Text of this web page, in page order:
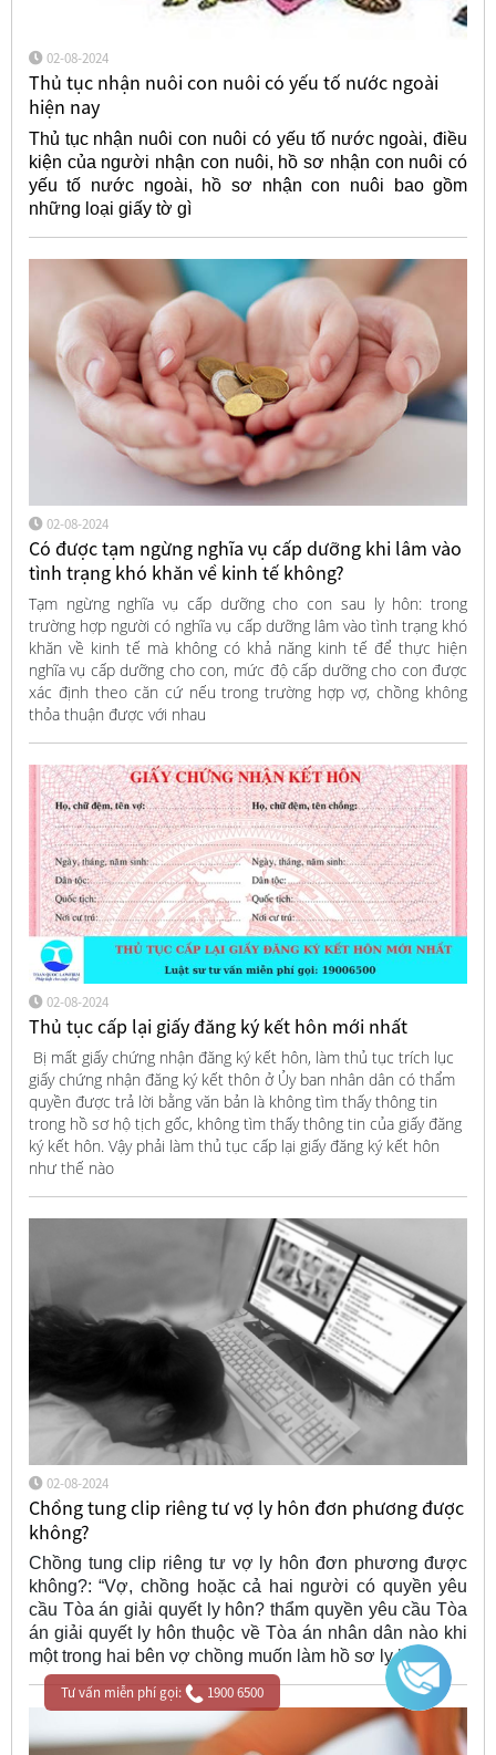
02-08-2024
Thủ tục nhận nuôi con nuôi có yếu tố nước ngoài
hiện nay
Thủ tục nhận nuôi con nuôi có yếu tố nước ngoài, điều
kiện của người nhận con nuôi, hồ sơ nhận con nuôi có
yếu tố nước ngoài, hồ sơ nhận con nuôi bao gồm
những loại giấy tờ gì
02-08-2024
Có được tạm ngừng nghĩa vụ cấp dưỡng khi lâm vào
tình trạng khó khăn về kinh tế không?
Tạm ngừng nghĩa vụ cấp dưỡng cho con sau ly hôn: trong
trường hợp người có nghĩa vụ cấp dưỡng lâm vào tình trạng khó
khăn về kinh tế mà không có khả năng kinh tế để thực hiện
nghĩa vụ cấp dưỡng cho con, mức độ cấp dưỡng cho con được
xác định theo căn cứ nếu trong trường hợp vợ, chồng không
thỏa thuận được với nhau
02-08-2024
Thủ tục cấp lại giấy đăng ký kết hôn mới nhất
Bị mất giấy chứng nhận đăng ký kết hôn, làm thủ tục trích lục
giấy chứng nhận đăng ký kết thôn ở Ủy ban nhân dân có thẩm
quyền được trả lời bằng văn bản là không tìm thấy thông tin
trong hồ sơ hộ tịch gốc, không tìm thấy thông tin của giấy đăng
ký kết hôn. Vậy phải làm thủ tục cấp lại giấy đăng ký kết hôn
như thế nào
02-08-2024
Chồng tung clip riêng tư vợ ly hôn đơn phương được
không?
Chồng tung clip riêng tư vợ ly hôn đơn phương được
không?: “Vợ, chồng hoặc cả hai người có quyền yêu
cầu Tòa án giải quyết ly hôn? thẩm quyền yêu cầu Tòa
án giải quyết ly hôn thuộc về Tòa án nhân dân nào khi
một trong hai bên vợ chồng muốn làm hồ sơ ly hôn
Tư vấn miễn phí gọi:
1900 6500